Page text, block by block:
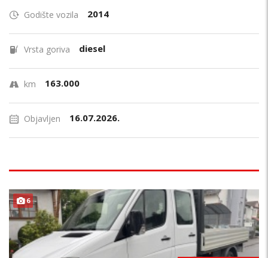
Godište vozila 2014
Vrsta goriva diesel
km 163.000
Objavljen 16.07.2026.
6